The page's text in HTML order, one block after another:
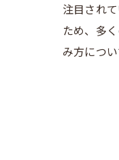
注目され
ため、多
み方につ